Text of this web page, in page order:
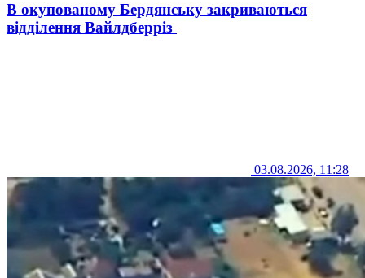
В окупованому Бердянську закриваються
відділення Вайлдберріз
03.08.2026, 11:28